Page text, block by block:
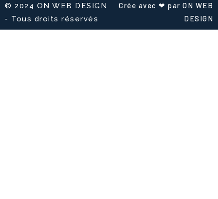
© 2024 ON WEB DESIGN
- Tous droits réservés
Crée avec ❤ par ON WEB
DESIGN